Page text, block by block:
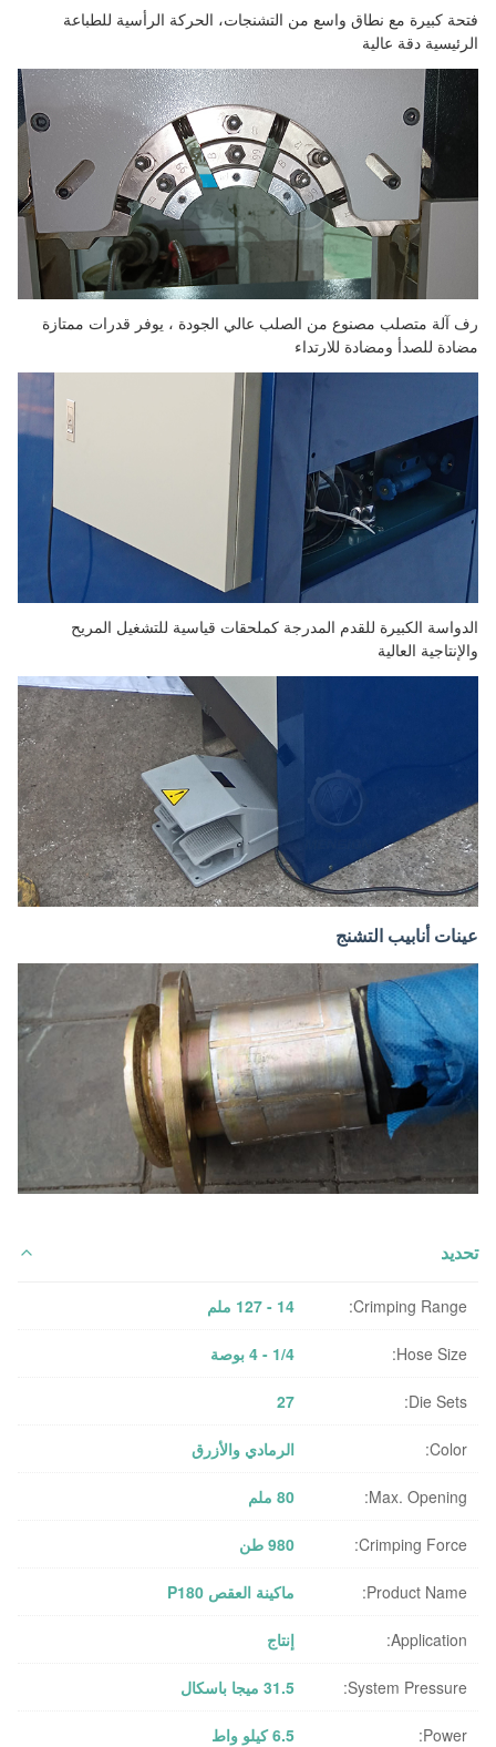
فتحة كبيرة مع نطاق واسع من التشنجات، الحركة الرأسية للطباعة
الرئيسية دقة عالية
رف آلة متصلب مصنوع من الصلب عالي الجودة ، يوفر قدرات ممتازة
مضادة للصدأ ومضادة للارتداء
الدواسة الكبيرة للقدم المدرجة كملحقات قياسية للتشغيل المريح
والإنتاجية العالية
عينات أنابيب التشنج
تحديد
Crimping Range: 14 - 127 ملم
Hose Size: 1/4 - 4 بوصة
Die Sets:
27
Color: الرمادي والأزرق
Max. Opening: 80 ملم
Crimping Force: 980 طن
Product Name: ماكينة العقص P180
Application: إنتاج
System Pressure: 31.5 ميجا باسكال
Power: 6.5 كيلو واط